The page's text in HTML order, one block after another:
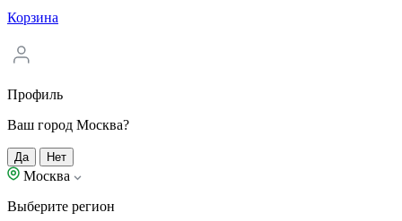
Корзина
Профиль
Ваш город Москва?
Да Нет
Москва
Выберите регион